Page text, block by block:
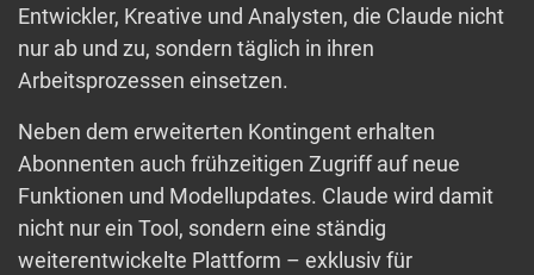
Entwickler, Kreative und Analysten, die Claude nicht
nur ab und zu, sondern täglich in ihren
Arbeitsprozessen einsetzen.
Neben dem erweiterten Kontingent erhalten
Abonnenten auch frühzeitigen Zugriff auf neue
Funktionen und Modellupdates. Claude wird damit
nicht nur ein Tool, sondern eine ständig
weiterentwickelte Plattform – exklusiv für